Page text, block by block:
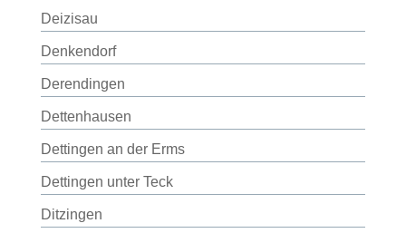
Deizisau
Denkendorf
Derendingen
Dettenhausen
Dettingen an der Erms
Dettingen unter Teck
Ditzingen